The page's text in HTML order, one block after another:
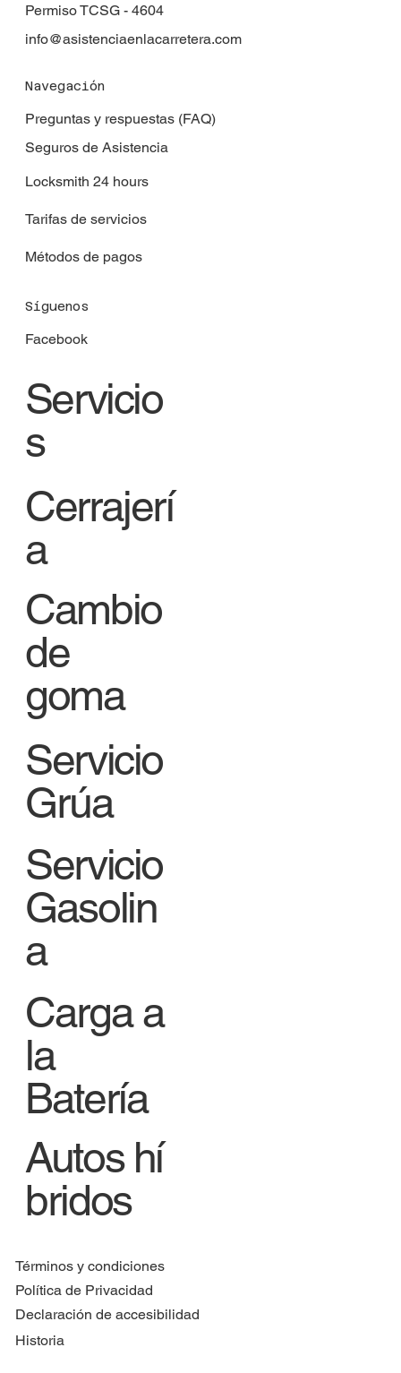
Permiso TCSG - 4604
info@asistenciaenlacarretera.com
Navegación
Preguntas y respuestas (FAQ)
Seguros de Asistencia
Locksmith 24 hours
Tarifas de servicios
Métodos de pagos
Síguenos
Facebook
Servicio
s
Cerrajerí
a
Cambio
de
goma
Servicio
Grúa
Servicio
Gasolin
a
Carga a
la
Batería
Autos hí
bridos
Términos y condiciones
Política de Privacidad
Declaración de accesibilidad
Historia